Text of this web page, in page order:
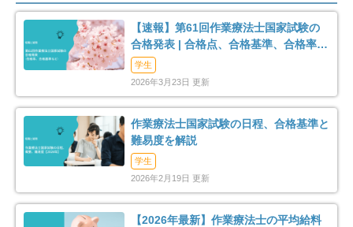
【速報】第61回作業療法士国家試験の
合格発表 | 合格点、合格基準、合格率
（2026年）
学生
2026年3月23日 更新
作業療法士国家試験の日程、合格基準と
難易度を解説
学生
2026年2月19日 更新
【2026年最新】作業療法士の平均給料